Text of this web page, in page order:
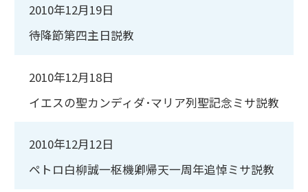
2010年12月19日
待降節第四主日説教
2010年12月18日
イエスの聖カンディダ･マリア列聖記念ミサ説教
2010年12月12日
ペトロ白柳誠一枢機卿帰天一周年追悼ミサ説教